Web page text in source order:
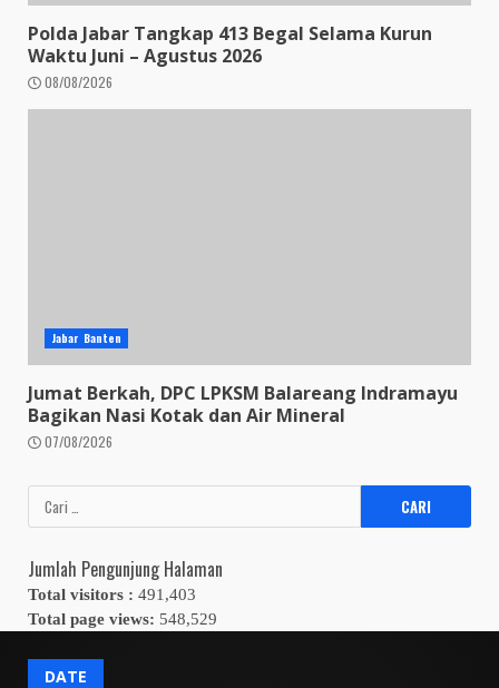
Polda Jabar Tangkap 413 Begal Selama Kurun
Waktu Juni – Agustus 2026
08/08/2026
Jabar Banten
Jumat Berkah, DPC LPKSM Balareang Indramayu
Bagikan Nasi Kotak dan Air Mineral
07/08/2026
Cari
untuk:
Jumlah Pengunjung Halaman
Total visitors : 491,403
Total page views: 548,529
DATE